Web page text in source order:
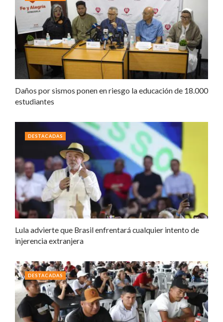
Daños por sismos ponen en riesgo la educación de 18.000
estudiantes
Lula advierte que Brasil enfrentará cualquier intento de
injerencia extranjera
DESTACADAS
DESTACADAS